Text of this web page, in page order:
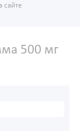
сайте
500 мг